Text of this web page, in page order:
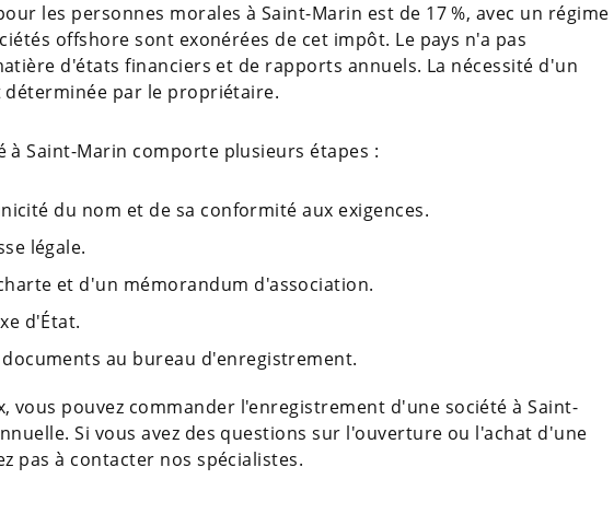
les personnes morales à Saint-Marin est de 17 %, avec un régime
offshore sont exonérées de cet impôt. Le pays n'a pas
d'états financiers et de rapports annuels. La nécessité d'un
par le propriétaire.
à Saint-Marin comporte plusieurs étapes :
du nom et de sa conformité aux exigences.
légale.
et d'un mémorandum d'association.
d'État.
au bureau d'enregistrement.
vous pouvez commander l'enregistrement d'une société à Saint-
Si vous avez des questions sur l'ouverture ou l'achat d'une
pas à contacter nos spécialistes.